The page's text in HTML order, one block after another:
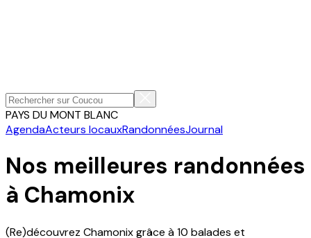
PAYS DU MONT BLANC
AgendaActeurs locauxRandonnéesJournal
Nos meilleures randonnées
à Chamonix
(Re)découvrez Chamonixgrâce à10 balades et